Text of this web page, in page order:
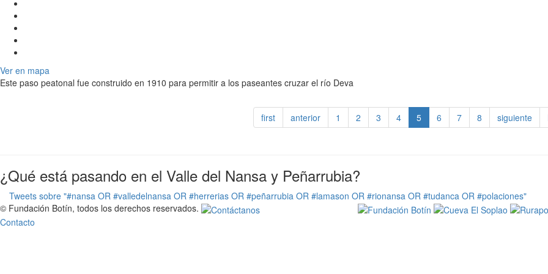
Ver en mapa
Este paso peatonal fue construido en 1910 para permitir a los paseantes cruzar el río Deva
first anterior 1 2 3 4 5 6 7 8 siguiente
¿Qué está pasando en el Valle del Nansa y Peñarrubia?
Tweets sobre "#nansa OR #valledelnansa OR #herrerias OR #peñarrubia OR #lamason OR #rionansa OR #tudanca OR #polaciones"
© Fundación Botín, todos los derechos reservados.
Contacto